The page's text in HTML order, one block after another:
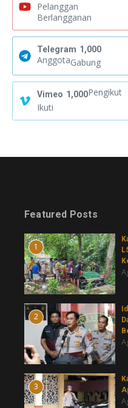
Pelanggan
Berlangganan
Telegram 1,000
AnggotaGabung
Vimeo 1,000Pengikut
Ikuti
Featured Posts
1
2
3